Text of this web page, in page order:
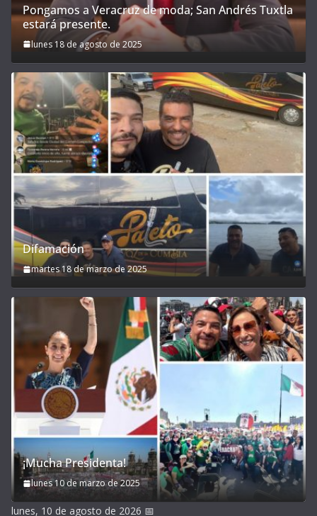
Pongamos a Veracruz de moda; San Andrés Tuxtla
estará presente.
lunes 18 de agosto de 2025
Difamación
martes 18 de marzo de 2025
¡Mucha Presidenta!
lunes 10 de marzo de 2025
lunes, 10 de agosto de 2026 📅